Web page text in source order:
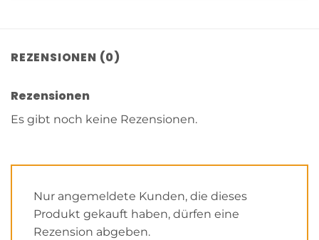
REZENSIONEN (0)
Rezensionen
Es gibt noch keine Rezensionen.
Nur angemeldete Kunden, die dieses
Produkt gekauft haben, dürfen eine
Rezension abgeben.